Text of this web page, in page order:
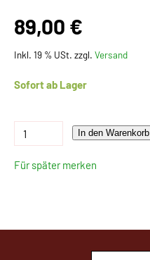
89,00 €
Inkl. 19 % USt. zzgl. Versand
Sofort ab Lager
In den Warenkorb
Für später merken